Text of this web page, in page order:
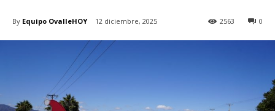
By Equipo OvalleHOY 12 diciembre, 2025 0
2563